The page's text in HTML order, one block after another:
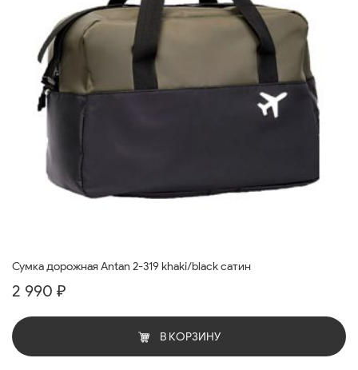
Сумка дорожная Antan 2-319 khaki/black сатин
2 990 ₽
В КОРЗИНУ